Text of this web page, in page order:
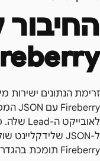
ל-JSON שלידקליינט שולחת, בשם השדה המדויק כפי שהוגדר ב-Fireberry.